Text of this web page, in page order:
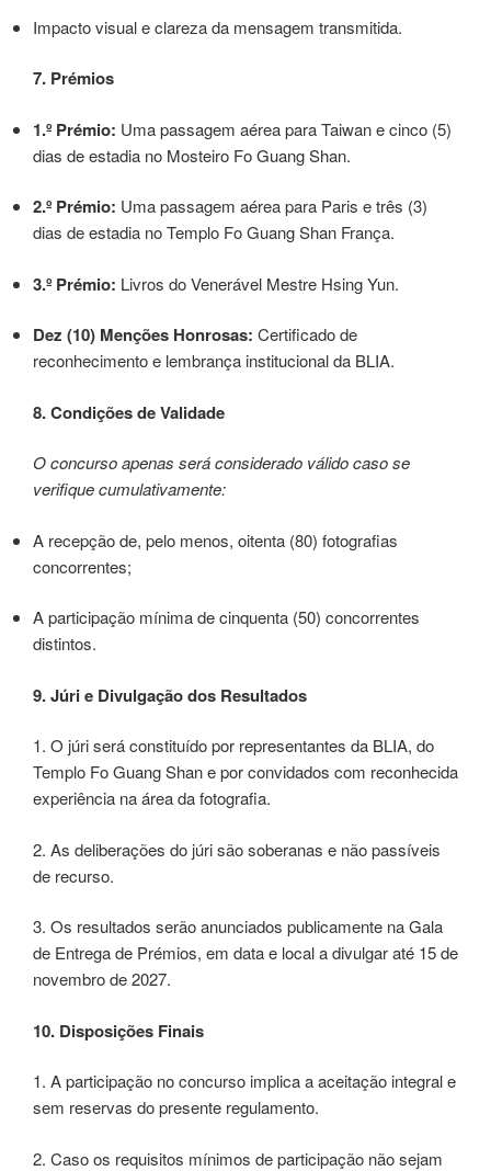
Impacto visual e clareza da mensagem transmitida.
7. Prémios
1.º Prémio: Uma passagem aérea para Taiwan e cinco (5)
dias de estadia no Mosteiro Fo Guang Shan.
2.º Prémio: Uma passagem aérea para Paris e três (3)
dias de estadia no Templo Fo Guang Shan França.
3.º Prémio: Livros do Venerável Mestre Hsing Yun.
Dez (10) Menções Honrosas: Certificado de
reconhecimento e lembrança institucional da BLIA.
8. Condições de Validade
O concurso apenas será considerado válido caso se
verifique cumulativamente:
A recepção de, pelo menos, oitenta (80) fotografias
concorrentes;
A participação mínima de cinquenta (50) concorrentes
distintos.
9. Júri e Divulgação dos Resultados
1. O júri será constituído por representantes da BLIA, do
Templo Fo Guang Shan e por convidados com reconhecida
experiência na área da fotografia.
2. As deliberações do júri são soberanas e não passíveis
de recurso.
3. Os resultados serão anunciados publicamente na Gala
de Entrega de Prémios, em data e local a divulgar até 15 de
novembro de 2027.
10. Disposições Finais
1. A participação no concurso implica a aceitação integral e
sem reservas do presente regulamento.
2. Caso os requisitos mínimos de participação não sejam